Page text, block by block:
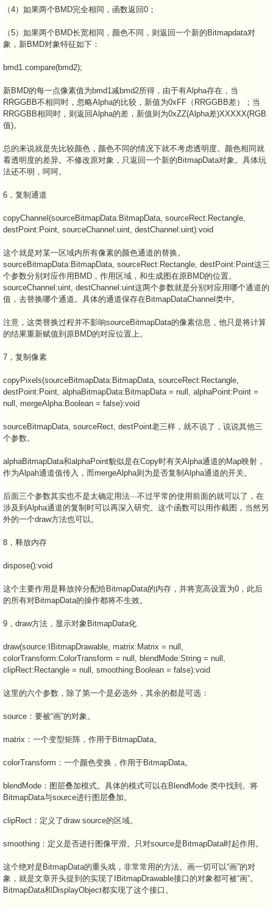
（4）如果两个BMD完全相同，函数返回0；
（5）如果两个BMD长宽相同，颜色不同，则返回一个新的Bitmapdata对
象，新BMD对象特征如下：
bmd1.compare(bmd2);
新BMD的每一点像素值为bmd1减bmd2所得，由于有Alpha存在，当
RRGGBB不相同时，忽略Alpha的比较，新值为0xFF（RRGGBB差）；当
RRGGBB相同时，则返回Alpha的差，新值则为0xZZ(Alpha差)XXXXX(RGB
值)。
总的来说就是先比较颜色，颜色不同的情况下就不考虑透明度。颜色相同就
看透明度的差异。不修改原对象，只返回一个新的BitmapData对象。具体玩
法还不明，呵呵。
6，复制通道
copyChannel(sourceBitmapData:BitmapData, sourceRect:Rectangle,
destPoint:Point, sourceChannel:uint, destChannel:uint):void
这个就是对某一区域内所有像素的颜色通道的替换。
sourceBitmapData:BitmapData, sourceRect:Rectangle, destPoint:Point这三
个参数分别对应作用BMD，作用区域，和生成图在原BMD的位置。
sourceChannel:uint, destChannel:uint这两个参数就是分别对应用哪个通道的
值，去替换哪个通道。具体的通道保存在BitmapDataChannel类中。
注意，这类替换过程并不影响sourceBitmapData的像素信息，他只是将计算
的结果重新赋值到原BMD的对应位置上。
7，复制像素
copyPixels(sourceBitmapData:BitmapData, sourceRect:Rectangle,
destPoint:Point, alphaBitmapData:BitmapData = null, alphaPoint:Point =
null, mergeAlpha:Boolean = false):void
sourceBitmapData, sourceRect, destPoint老三样，就不说了，说说其他三
个参数。
alphaBitmapData和alphaPoint貌似是在Copy时有关Alpha通道的Map映射，
作为Alpah通道值传入，而mergeAlpha则为是否复制Alpha通道的开关。
后面三个参数其实也不是太确定用法···不过平常的使用前面的就可以了，在
涉及到Alpha通道的复制时可以再深入研究。这个函数可以用作截图，当然另
外的一个draw方法也可以。
8，释放内存
dispose():void
这个主要作用是释放掉分配给BitmapData的内存，并将宽高设置为0，此后
的所有对BitmapData的操作都将不生效。
9，draw方法，显示对象BitmapData化
draw(source:IBitmapDrawable, matrix:Matrix = null,
colorTransform:ColorTransform = null, blendMode:String = null,
clipRect:Rectangle = null, smoothing:Boolean = false):void
这里的六个参数，除了第一个是必选外，其余的都是可选：
source：要被“画”的对象。
matrix：一个变型矩阵，作用于BitmapData。
colorTransform：一个颜色变换，作用于BitmapData。
blendMode：图层叠加模式。具体的模式可以在BlendMode 类中找到。将
BitmapData与source进行图层叠加。
clipRect：定义了draw source的区域。
smoothing：定义是否进行图像平滑。只对source是BitmapData时起作用。
这个绝对是BitmapData的重头戏，非常常用的方法。画一切可以“画”的对
象，就是文章开头提到的实现了IBitmapDrawable接口的对象都可被“画”。
BitmapData和DisplayObject都实现了这个接口。